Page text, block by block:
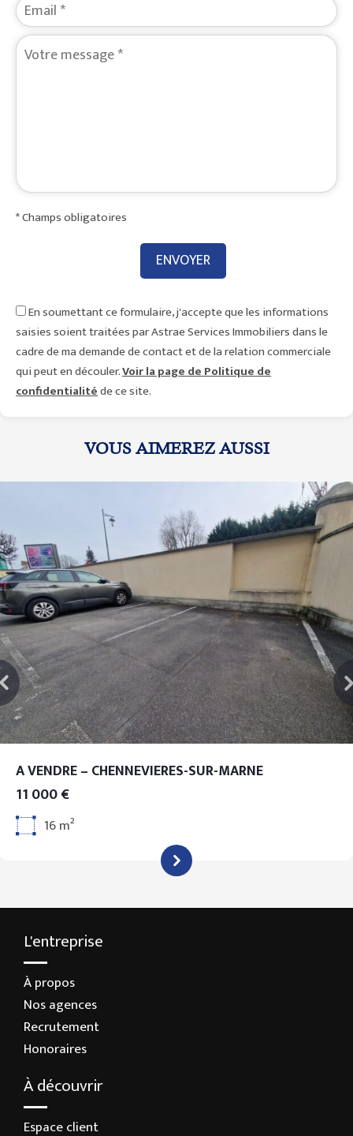
* Champs obligatoires
En soumettant ce formulaire, j'accepte que les informations
saisies soient traitées par Astrae Services Immobiliers dans le
cadre de ma demande de contact et de la relation commerciale
qui peut en découler.Voir la page de Politique de
confidentialitéde ce site.
VOUS AIMEREZ AUSSI
A VENDRE – CHENNEVIERES-SUR-MARNE
11 000 €
16 m²
L'entreprise
À propos
Nos agences
Recrutement
Honoraires
À découvrir
Espace client